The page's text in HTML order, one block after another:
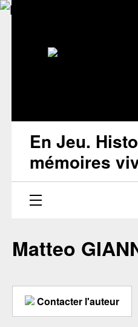
En Jeu.
mémoires
Matteo
Contacter l'auteur